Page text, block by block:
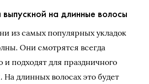
на длинные волосы
из самых популярных укладок
Они смотрятся всегда
и подходят для праздничного
длинных волосах это будет